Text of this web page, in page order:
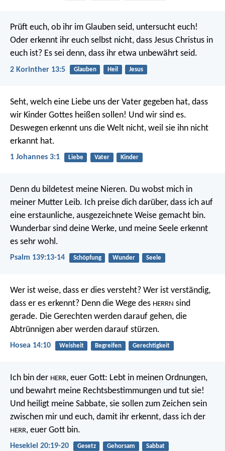
Prüft euch, ob ihr im Glauben seid, untersucht euch!
Oder erkennt ihr euch selbst nicht, dass Jesus Christus in
euch ist? Es sei denn, dass ihr etwa unbewährt seid.
2 Korinther 13:5 Glauben Heil Jesus
Seht, welch eine Liebe uns der Vater gegeben hat, dass
wir Kinder Gottes heißen sollen! Und wir sind es.
Deswegen erkennt uns die Welt nicht, weil sie ihn nicht
erkannt hat.
1 Johannes 3:1 Liebe Vater Kinder
Denn du bildetest meine Nieren. Du wobst mich in
meiner Mutter Leib. Ich preise dich darüber, dass ich auf
eine erstaunliche, ausgezeichnete Weise gemacht bin.
Wunderbar sind deine Werke, und meine Seele erkennt
es sehr wohl.
Psalm 139:13-14 Schöpfung Wunder Seele
Wer ist weise, dass er dies versteht? Wer ist verständig,
dass er es erkennt? Denn die Wege des HERRN sind
gerade. Die Gerechten werden darauf gehen, die
Abtrünnigen aber werden darauf stürzen.
Hosea 14:10 Weisheit Begreifen Gerechtigkeit
Ich bin der HERR, euer Gott: Lebt in meinen Ordnungen,
und bewahrt meine Rechtsbestimmungen und tut sie!
Und heiligt meine Sabbate, sie sollen zum Zeichen sein
zwischen mir und euch, damit ihr erkennt, dass ich der
HERR, euer Gott bin.
Hesekiel 20:19-20 Gesetz Gehorsam Sabbat